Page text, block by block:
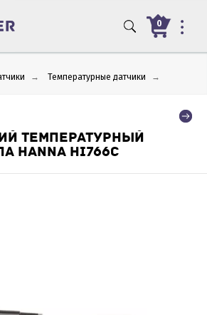
0
→ Температурные датчики →
ТЕМПЕРАТУРНЫЙ
HANNA HI766C